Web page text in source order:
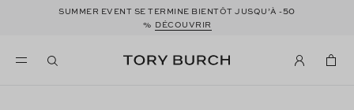
SUMMER EVENT SE TERMINE BIENTÔT JUSQU’À -50
% DÉCOUVRIR